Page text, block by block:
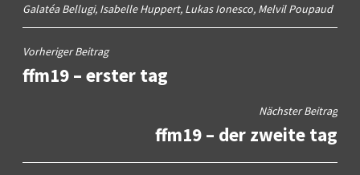
Galatéa Bellugi, Isabelle Huppert, Lukas Ionesco, Melvil Poupaud
Beitragsnavigation
Vorheriger Beitrag
ffm19 – erster tag
Nächster Beitrag
ffm19 – der zweite tag